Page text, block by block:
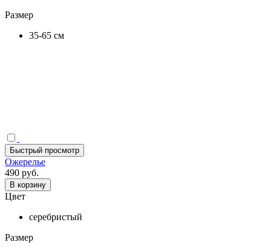
Размер
35-65 см
Быстрый просмотр
Ожерелье
490 руб.
В корзину
Цвет
серебристый
Размер